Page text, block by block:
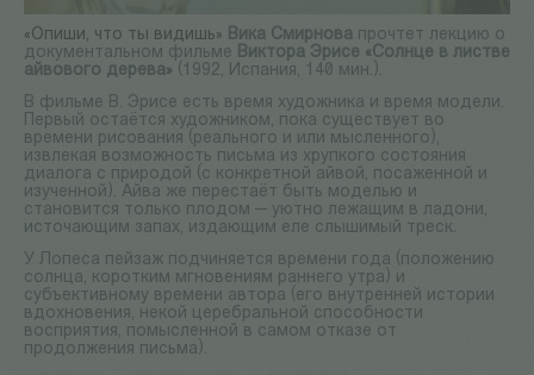
«Опиши, что ты видишь» Вика Смирнова прочтет лекцию о
документальном фильме Виктора Эрисе «Солнце в листве
айвового дерева» (1992, Испания, 140 мин.).
В фильме В. Эрисе есть время художника и время модели.
Первый остаётся художником, пока существует во
времени рисования (реального и или мысленного),
извлекая возможность письма из хрупкого состояния
диалога с природой (с конкретной айвой, посаженной и
изученной). Айва же перестаёт быть моделью и
становится только плодом — уютно лежащим в ладони,
источающим запах, издающим еле слышимый треск.
У Лопеса пейзаж подчиняется времени года (положению
солнца, коротким мгновениям раннего утра) и
субъективному времени автора (его внутренней истории
вдохновения, некой церебральной способности
восприятия, помысленной в самом отказе от
продолжения письма).